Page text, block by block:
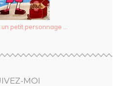
petit personnage ...
MOI